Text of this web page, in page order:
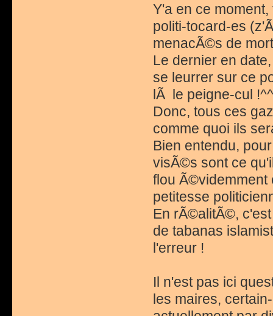
Y'a en ce
politi-tocard-es
menacÃ©s de
Le dernier en
se leurrer sur ce
lÃ le peigne-cul
Donc, tous ces
comme quoi ils
Bien entendu,
visÃ©s sont ce
flou Ã©videmment
petitesse
En rÃ©alitÃ©,
de tabanas
l'erreur !
Il n'est pas ici
les maires,